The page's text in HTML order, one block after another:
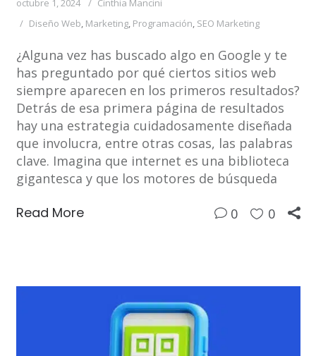
octubre 1, 2024
Cinthia Mancini
Diseño Web, Marketing, Programación, SEO Marketing
¿Alguna vez has buscado algo en Google y te
has preguntado por qué ciertos sitios web
siempre aparecen en los primeros resultados?
Detrás de esa primera página de resultados
hay una estrategia cuidadosamente diseñada
que involucra, entre otras cosas, las palabras
clave. Imagina que internet es una biblioteca
gigantesca y que los motores de búsqueda
Read More 0 0